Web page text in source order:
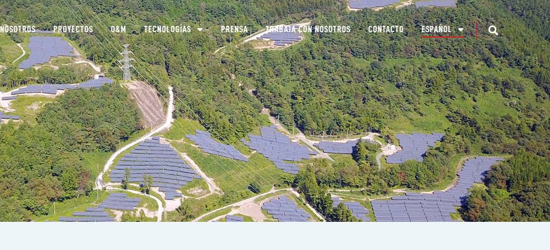
PROYECTOS O&M TECNOLOGÍAS PRENSA TRABAJA CON NOSOTROS CONTACTO ESPAÑOL